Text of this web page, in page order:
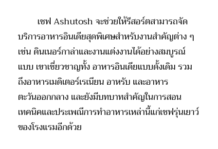
เชฟAshutoshจะช่วยให้รีสอร์ตสามารถจัด
บริการอาหารอินเดียสุดพิเศษสำหรับงานสำคัญต่าง ๆ
เช่นดินเนอร์กาล่าและงานแต่งงานได้อย่างสมบูรณ์
แบบ เขาเชี่ยวชาญทั้ง อาหารอินเดียแบบดั้งเดิม รวม
ถึงอาหารเมดิเตอร์เรเนียน อาหรับ และอาหาร
ตะวันออกกลาง และยังมีบทบาทสำคัญในการสอน
เทคนิคและประเพณีการทำอาหารเหล่านี้แก่เชฟรุ่นเยาว์
ของโรงแรมอีกด้วย